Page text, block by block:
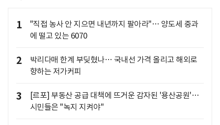
1
"직접 농사 안 지으면 내년까지 팔아라"… 양도세 중과
에 떨고 있는 6070
2
박리다매 한계 부딪혔나… 국내선 가격 올리고 해외로
향하는 저가커피
3
[르포] 부동산 공급 대책에 뜨거운 감자된 '용산공원'…
시민들은 "녹지 지켜야"